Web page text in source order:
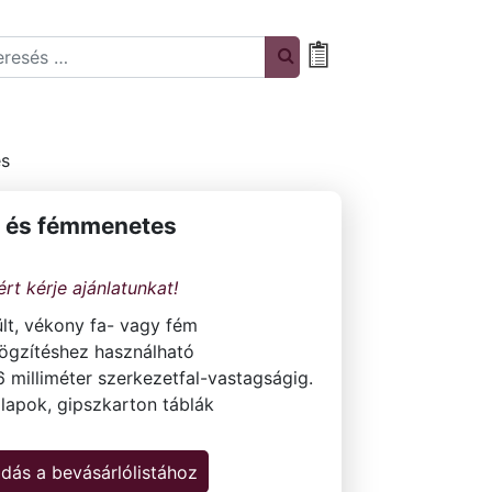
fémmenetes
vékony fa- vagy fém
használható
milliméter szerkezetfal-vastagságig.
gipszkarton táblák
a bevásárlólistához